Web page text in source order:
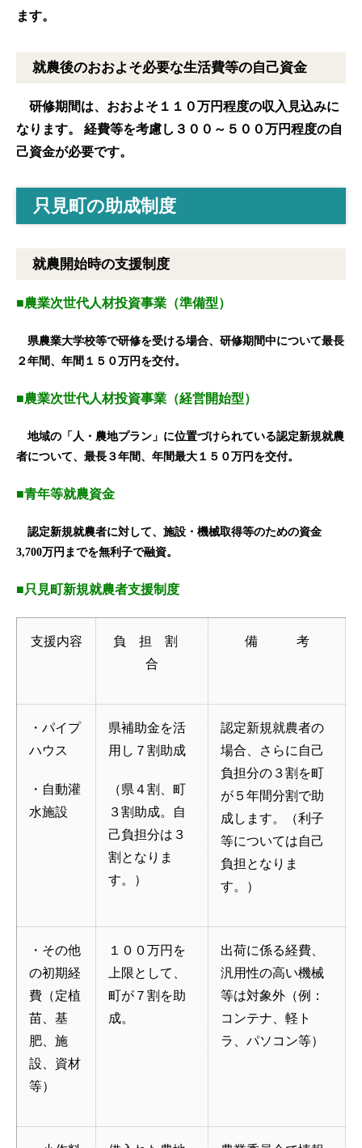
ます。
就農後のおおよそ必要な生活費等の自己資金
研修期間は、おおよそ１１０万円程度の収入見込みに
なります。 経費等を考慮し３００～５００万円程度の自
己資金が必要です。
只見町の助成制度
就農開始時の支援制度
■農業次世代人材投資事業（準備型）
県農業大学校等で研修を受ける場合、研修期間中について最長
２年間、年間１５０万円を交付。
■農業次世代人材投資事業（経営開始型）
地域の「人・農地プラン」に位置づけられている認定新規就農
者について、最長３年間、年間最大１５０万円を交付。
■青年等就農資金
認定新規就農者に対して、施設・機械取得等のための資金
3,700万円までを無利子で融資。
■只見町新規就農者支援制度
支援内容
負 担 割
合
備 考
・パイプ
ハウス
・自動灌
水施設
県補助金を活
用し７割助成
（県４割、町
３割助成。自
己負担分は３
割となりま
す。）
認定新規就農者の
場合、さらに自己
負担分の３割を町
が５年間分割で助
成します。（利子
等については自己
負担となりま
す。）
・その他
の初期経
費（定植
苗、基
肥、施
設、資材
等）
１００万円を
上限として、
町が７割を助
成。
出荷に係る経費、
汎用性の高い機械
等は対象外（例：
コンテナ、軽ト
ラ、パソコン等）